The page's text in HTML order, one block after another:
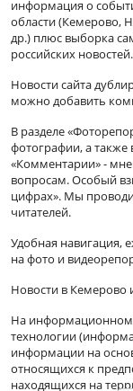
информация о
области (Кемерово,
др.) плюс выборка
российских новостей.
Новости сайта
можно добавить
В разделе
фотографии, а также
«Комментарии» -
вопросам. Особый
цифрах». Мы
читателей.
Удобная навигация,
на фото и
Новости в Кемерово
На информационном
технологии
информации на
относящихся к
находящихся на